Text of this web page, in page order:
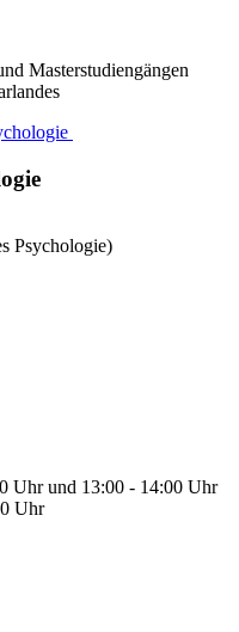
Masterstudiengängen
Psychologie)
Uhr und 13:00 - 14:00 Uhr
Uhr